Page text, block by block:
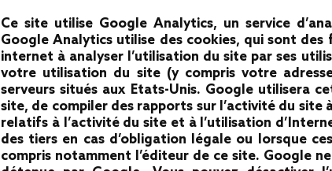
Ce site utilise Google Analytics, un service
Google Analytics utilise des cookies, qui sont
internet à analyser l’utilisation du site par ses
votre utilisation du site (y compris votre
serveurs situés aux Etats-Unis. Google utilisera
site, de compiler des rapports sur l’activité du
relatifs à l’activité du site et à l’utilisation
des tiers en cas d’obligation légale ou lorsque
compris notamment l’éditeur de ce site. Google